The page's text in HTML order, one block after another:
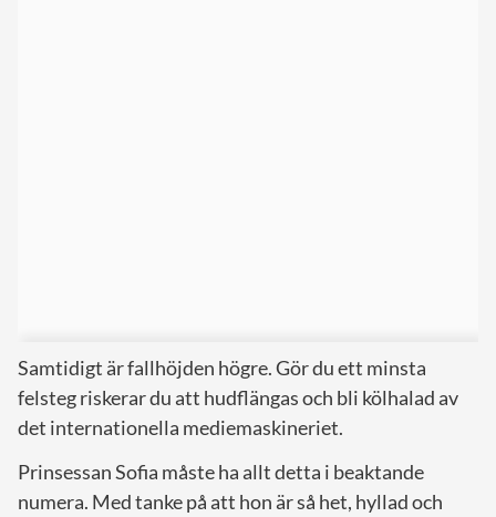
Samtidigt är fallhöjden högre. Gör du ett minsta
felsteg riskerar du att hudflängas och bli kölhalad av
det internationella mediemaskineriet.
Prinsessan Sofia måste ha allt detta i beaktande
numera. Med tanke på att hon är så het, hyllad och